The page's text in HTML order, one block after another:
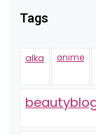
Tags
alka anime